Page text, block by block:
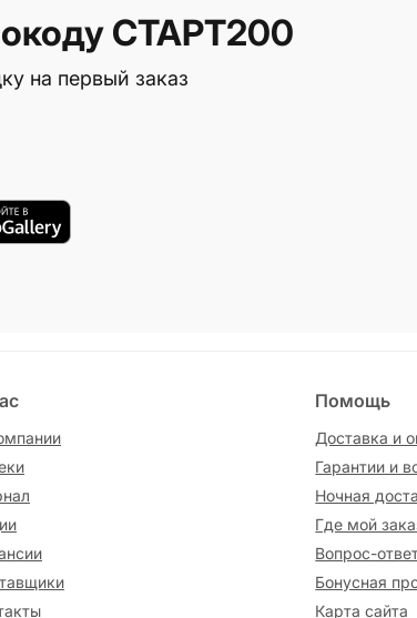
СТАРТ200
на первый заказ
Помощь
Доставка и
Гарантии и
Ночная
Где мой
Вопрос-
Бонусная
Карта сайта